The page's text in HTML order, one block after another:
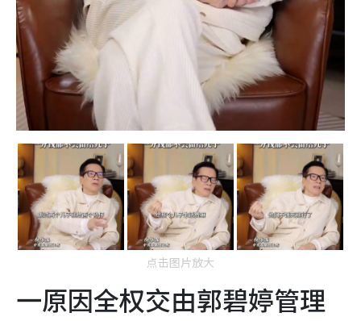
点击图片放大
一原因全权交由郭碧婷管理